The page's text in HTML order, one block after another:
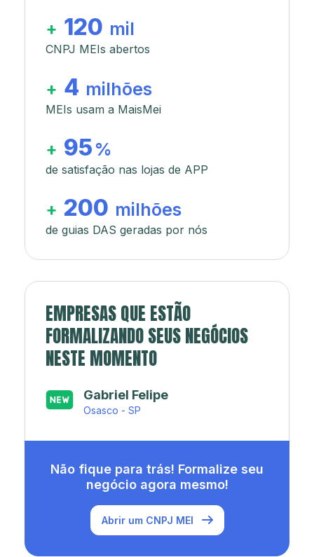
+ 120 mil
CNPJ MEIs abertos
+ 4 milhões
MEIs usam a MaisMei
+ 95 %
de satisfação nas lojas de APP
+ 200 milhões
de guias DAS geradas por nós
EMPRESAS QUE ESTÃO
FORMALIZANDO SEUS NEGÓCIOS
NESTE MOMENTO
Japa’s açaí e sorveteria
Rio de Janeiro - RJ
Não fique para trás! Formalize seu
negócio agora mesmo!
Abrir um CNPJ MEI